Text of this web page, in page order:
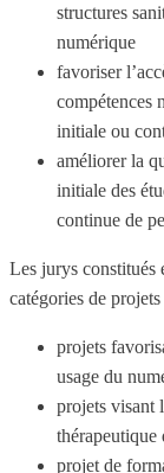
structures
numérique
favoriser
compétences
initiale ou
améliorer la
initiale des
continue de
Les jurys constitués
catégories de projets
projets
usage du
projets visant
thérapeutique
projet de